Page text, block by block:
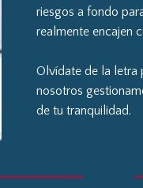
riesgos a fondo
realmente encajen
Olvídate de la letra
nosotros
de tu tranquilidad.